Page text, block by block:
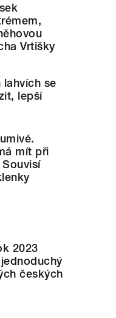
Vrtišky
lahvích se
lepší
mít při
2023
českých